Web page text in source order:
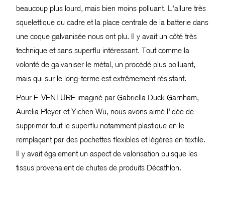
beaucoup plus lourd, mais bien moins polluant. L'allure très
squelettique du cadre et la place centrale de la batterie dans
une coque galvanisée nous ont plu. Il y avait un côté très
technique et sans superflu intéressant. Tout comme la
volonté de galvaniser le métal, un procédé plus polluant,
mais qui sur le long-terme est extrêmement résistant.
Pour E-VENTURE imaginé par Gabriella Duck Garnham,
Aurelia Pleyer et Yichen Wu, nous avons aimé l'idée de
supprimer tout le superflu notamment plastique en le
remplaçant par des pochettes flexibles et légères en textile.
Il y avait également un aspect de valorisation puisque les
tissus provenaient de chutes de produits Décathlon.